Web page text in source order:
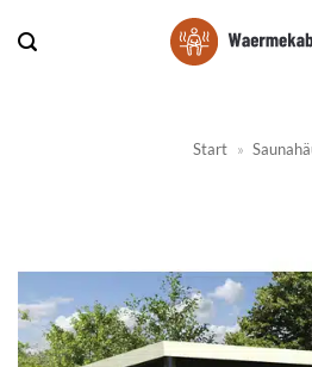
Inhalt
Start »